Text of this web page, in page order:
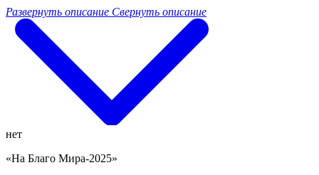
Развернуть описание Свернуть описание
нет
«На Благо Мира-2025»